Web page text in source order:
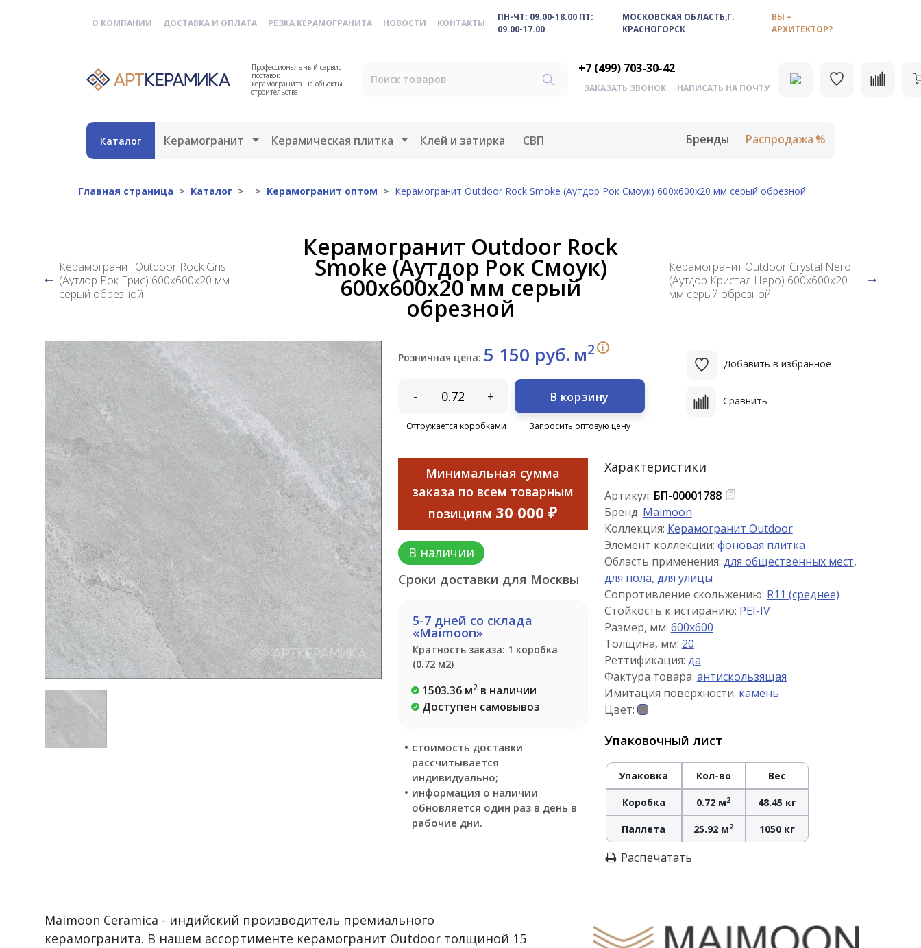
О КОМПАНИИ ДОСТАВКА И ОПЛАТА РЕЗКА КЕРАМОГРАНИТА НОВОСТИ КОНТАКТЫ
ПН-ЧТ: 09.00-18.00 ПТ:
09.00-17.00
МОСКОВСКАЯ ОБЛАСТЬ,Г.
КРАСНОГОРСК
ВЫ –
АРХИТЕКТОР?
Профессиональный сервис
поставок
керамогранита на объекты
строительства
+7 (499) 703-30-42
ЗАКАЗАТЬ ЗВОНОК НАПИСАТЬ НА ПОЧТУ
Каталог Керамогранит Открыть меню
Керамическая плитка Открыть меню
Клей и затирка СВП Бренды Распродажа
Главная страница Каталог Керамогранит оптом Керамогранит Outdoor Rock Smoke (Аутдор Рок Смоук) 600х600х20 мм серый обрезной
Керамогранит Outdoor Rock Gris
(Аутдор Рок Грис) 600х600х20 мм
серый обрезной
Керамогранит Outdoor Rock
Smoke (Аутдор Рок Смоук)
600х600х20 мм серый
обрезной
Керамогранит Outdoor Crystal Nero
(Аутдор Кристал Неро) 600х600х20
мм серый обрезной
Розничная цена: 5 150 руб. м2 i
- +
Отгружается коробками
В корзину
Запросить оптовую цену
Добавить в избранное
Сравнить
Минимальная сумма
заказа по всем товарным
позициям 30 000 ₽
В наличии
Сроки доставки для Москвы
5-7 дней со склада
«Maimoon»
Кратность заказа: 1 коробка
(0.72 м2)
1503.36 м2в наличии
Доступен самовывоз
стоимость доставки
рассчитывается
индивидуально;
информация о наличии
обновляется один раз в день в
рабочие дни.
Характеристики
Артикул: БП-00001788
Бренд: Maimoon
Коллекция: Керамогранит Outdoor
Элемент коллекции: фоновая плитка
Область применения: для общественных мест,
для пола, для улицы
Сопротивление скольжению: R11 (среднее)
Стойкость к истиранию: PEI-IV
Размер, мм: 600x600
Толщина, мм: 20
Реттификация: да
Фактура товара: антискользящая
Имитация поверхности: камень
Цвет:
Упаковочный лист
Упаковка Кол-во Вес
Коробка 0.72 м2 48.45 кг
Паллета 25.92 м2 1050 кг
Распечатать
Maimoon Ceramica - индийский производитель премиального
керамогранита. В нашем ассортименте керамогранит Outdoor толщиной 15